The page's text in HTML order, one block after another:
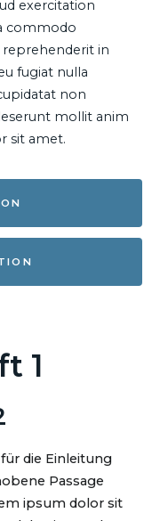
exercitation
commodo
reprehenderit in
fugiat nulla
non
mollit anim
sit amet.
1
die Einleitung
Passage
ipsum dolor sit